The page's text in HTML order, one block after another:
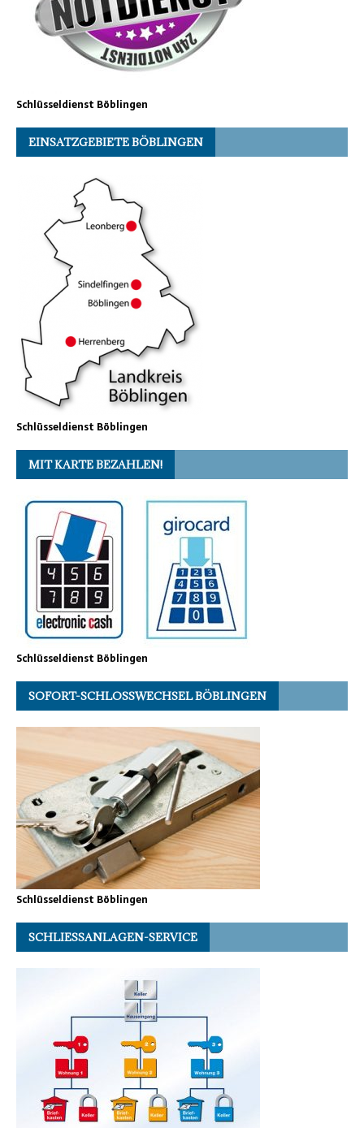
Schlüsseldienst Böblingen
EINSATZGEBIETE BÖBLINGEN
Schlüsseldienst Böblingen
MIT KARTE BEZAHLEN!
Schlüsseldienst Böblingen
SOFORT-SCHLOSSWECHSEL BÖBLINGEN
Schlüsseldienst Böblingen
SCHLIESSANLAGEN-SERVICE